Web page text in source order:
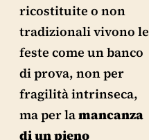
ricostituite o non
tradizionali vivono le
feste come un banco
di prova, non per
fragilità intrinseca,
ma per lamancanza
di un pieno